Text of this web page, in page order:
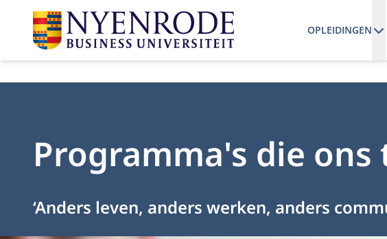
OPLEIDINGEN
Programma's die
‘Anders leven, anders werken, anders